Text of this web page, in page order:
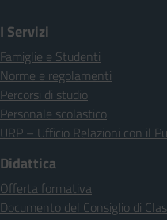
I Servizi
Famiglie e Studenti
Norme e regolamenti
Percorsi di studio
Personale scolastico
URP – Ufficio Relazioni con il
Didattica
Offerta formativa
Documento del Consiglio di